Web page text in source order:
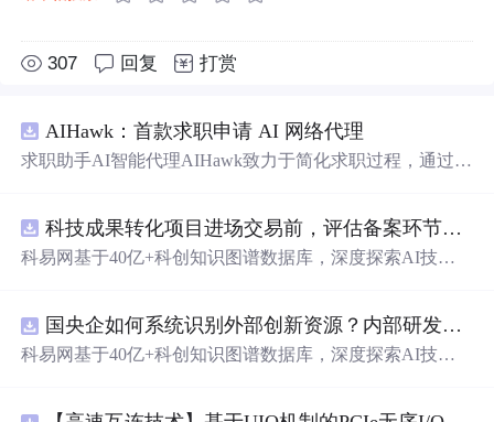
307 回复 打赏
AIHawk：首款求职申请 AI 网络代理
求职助手AI智能代理AIHawk致力于简化求职过程，通过自
科技成果转化项目进场交易前，评估备案环节需要准备哪些材料？.docx
科易网基于40亿+科创知识图谱数据库，深度探索AI技术
新领域的AI+数智化解决方案，推动科技创新与产业创新
智能化发展。
国央企如何系统识别外部创新资源？内部研发体系完善，但对外部高校、中小科技企业技术能力缺乏动态认知。.docx
科易网基于40亿+科创知识图谱数据库，深度探索AI技术